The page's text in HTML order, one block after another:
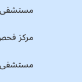
مركز
مستشفى